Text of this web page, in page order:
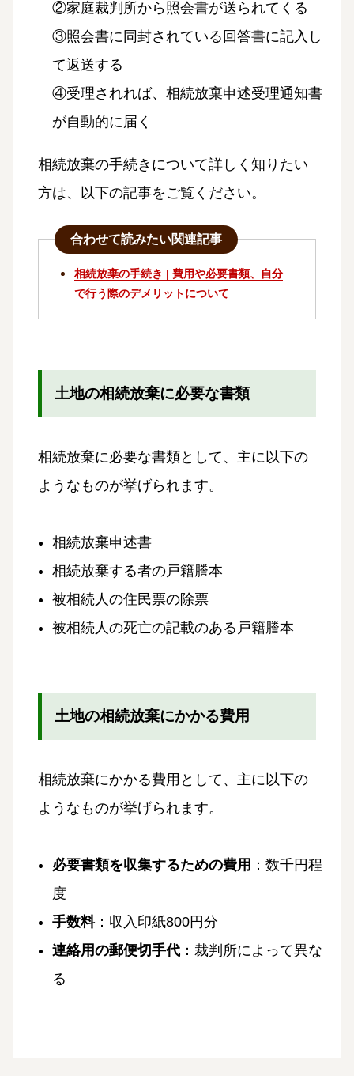
②家庭裁判所から照会書が送られてくる
③照会書に同封されている回答書に記入し
て返送する
④受理されれば、相続放棄申述受理通知書
が自動的に届く
相続放棄の手続きについて詳しく知りたい
方は、以下の記事をご覧ください。
合わせて読みたい関連記事
相続放棄の手続き | 費用や必要書類、自分
で行う際のデメリットについて
土地の相続放棄に必要な書類
相続放棄に必要な書類として、主に以下の
ようなものが挙げられます。
相続放棄申述書
相続放棄する者の戸籍謄本
被相続人の住民票の除票
被相続人の死亡の記載のある戸籍謄本
土地の相続放棄にかかる費用
相続放棄にかかる費用として、主に以下の
ようなものが挙げられます。
必要書類を収集するための費用 ：数千円程
度
手数料：収入印紙800円分
連絡用の郵便切手代 ：裁判所によって異な
る